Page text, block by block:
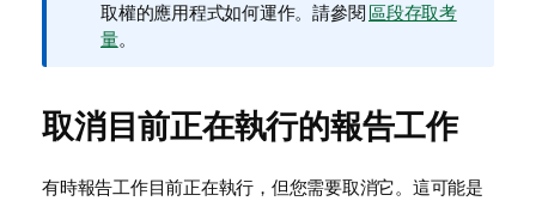
訊
備
取權的應用程式如何運作。請參閱 區段存取考
量。
取消目前正在執行的報告工作
有時報告工作目前正在執行，但您需要取消它。這可能是